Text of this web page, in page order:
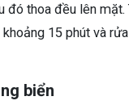
đó thoa đều lên mặt.
15 phút và
biển